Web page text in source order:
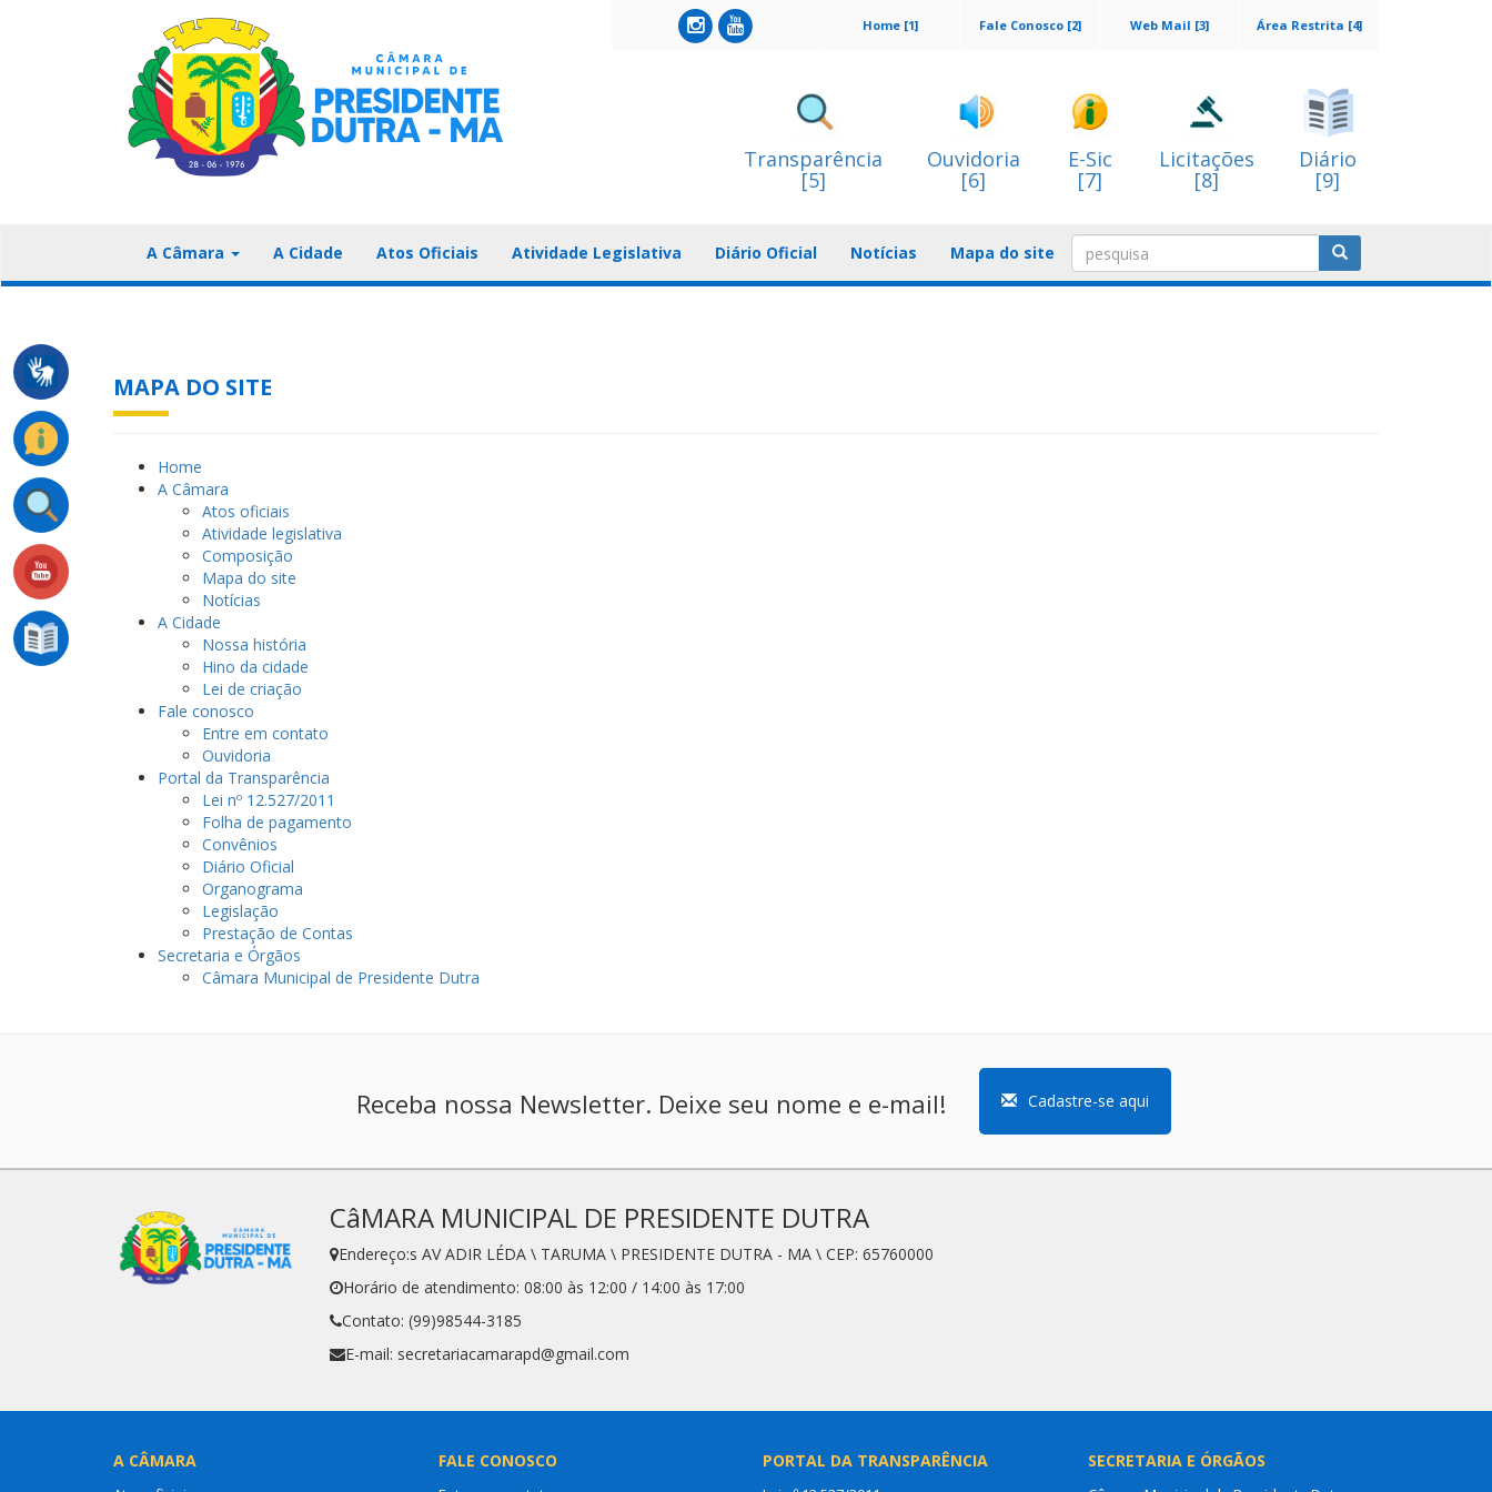
Área Restrita [4]
Web Mail [3]
Fale Conosco [2]
Home [1]
Transparência
[5]
Ouvidoria
[6]
E-Sic
[7]
Licitações
[8]
Diário
[9]
A Câmara A Cidade Atos Oficiais Atividade Legislativa Diário Oficial Notícias Mapa do site
MAPA DO SITE
Home
A Câmara
Atos oficiais
Atividade legislativa
Composição
Mapa do site
Notícias
A Cidade
Nossa história
Hino da cidade
Lei de criação
Fale conosco
Entre em contato
Ouvidoria
Portal da Transparência
Lei nº 12.527/2011
Folha de pagamento
Convênios
Diário Oficial
Organograma
Legislação
Prestação de Contas
Secretaria e Órgãos
Câmara Municipal de Presidente Dutra
Receba nossa Newsletter. Deixe seu nome e e-mail! Cadastre-se aqui
CâMARA MUNICIPAL DE PRESIDENTE DUTRA
Endereço:s AV ADIR LÉDA \ TARUMA \ PRESIDENTE DUTRA - MA \ CEP: 65760000
Horário de atendimento: 08:00 às 12:00 / 14:00 às 17:00
Contato: (99)98544-3185
E-mail: secretariacamarapd@gmail.com
A CÂMARA FALE CONOSCO PORTAL DA TRANSPARÊNCIA SECRETARIA E ÓRGÃOS